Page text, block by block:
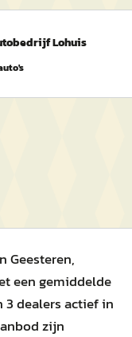
Lohuis
Geesteren,
een gemiddelde
3 dealers actief in
zijn